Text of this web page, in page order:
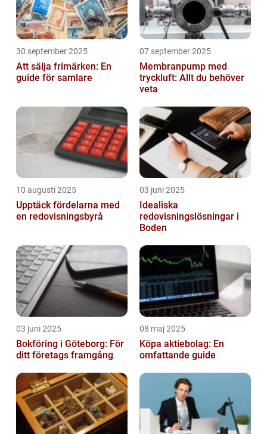
30 september 2025
Att sälja frimärken: En
guide för samlare
07 september 2025
Membranpump med
tryckluft: Allt du behöver
veta
10 augusti 2025
Upptäck fördelarna med
en redovisningsbyrå
03 juni 2025
Idealiska
redovisningslösningar i
Boden
03 juni 2025
Bokföring i Göteborg: För
ditt företags framgång
08 maj 2025
Köpa aktiebolag: En
omfattande guide